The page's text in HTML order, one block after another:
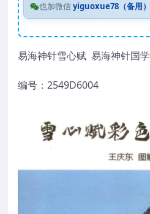
也加微信yiguoxue78（备用）
易海神针雪心赋 易海神针国
编号：2549D6004